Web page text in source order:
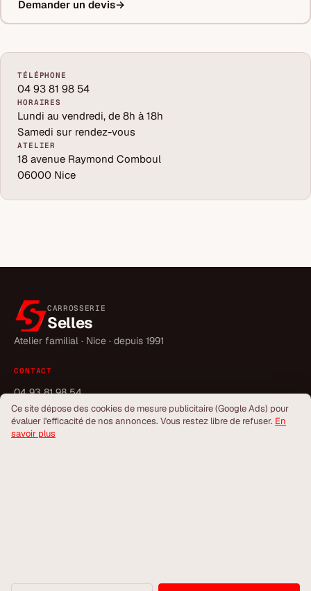
Demander un devis→
TÉLÉPHONE
04 93 81 98 54
HORAIRES
Lundi au vendredi, de 8h à 18h
Samedi sur rendez-vous
ATELIER
18 avenue Raymond Comboul
06000 Nice
CARROSSERIE
Selles
Atelier familial · Nice · depuis 1991
CONTACT
04 93 81 98 54
sylvain@sellescarrosserie-nice.com
Instagram
18 Av. Raymond Comboul · Nice
Ce site dépose des cookies de mesure publicitaire (Google Ads) pour
évaluer l'efficacité de nos annonces. Vous restez libre de refuser. En
savoir plus